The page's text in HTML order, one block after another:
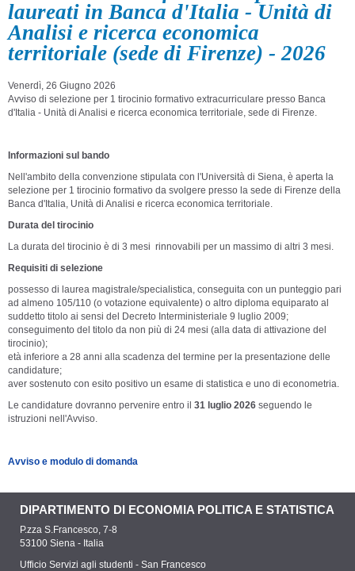
laureati in Banca d'Italia - Unità di
Analisi e ricerca economica
territoriale (sede di Firenze) - 2026
Venerdì, 26 Giugno 2026
Avviso di selezione per 1 tirocinio formativo extracurriculare presso Banca
d'Italia - Unità di Analisi e ricerca economica territoriale, sede di Firenze.
Informazioni sul bando
Nell'ambito della convenzione stipulata con l'Università di Siena, è aperta la
selezione per 1 tirocinio formativo da svolgere presso la sede di Firenze della
Banca d'Italia, Unità di Analisi e ricerca economica territoriale.
Durata del tirocinio
La durata del tirocinio è di 3 mesi rinnovabili per un massimo di altri 3 mesi.
Requisiti di selezione
possesso di laurea magistrale/specialistica, conseguita con un punteggio pari
ad almeno 105/110 (o votazione equivalente) o altro diploma equiparato al
suddetto titolo ai sensi del Decreto Interministeriale 9 luglio 2009;
conseguimento del titolo da non più di 24 mesi (alla data di attivazione del
tirocinio);
età inferiore a 28 anni alla scadenza del termine per la presentazione delle
candidature;
aver sostenuto con esito positivo un esame di statistica e uno di econometria.
Le candidature dovranno pervenire entro il 31 luglio 2026 seguendo le
istruzioni nell'Avviso.
Avviso e modulo di domanda
DIPARTIMENTO DI ECONOMIA POLITICA E STATISTICA
P.zza S.Francesco, 7-8
53100 Siena - Italia
Ufficio Servizi agli studenti - San Francesco